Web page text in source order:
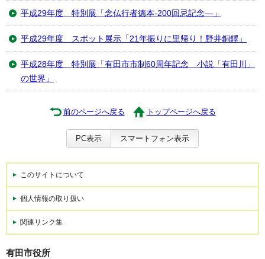
平成29年度 特別展「念仏行者徳本-200回忌記念―」
平成29年度 スポット展示「21年振りに里帰り！野井銅鐸」
平成28年度 特別展「有田市市制60周年記念 小説「有田川」
の世界」
前のページへ戻る トップページへ戻る
PC表示 スマートフォン表示
このサイトについて
個人情報の取り扱い
関連リンク集
有田市役所